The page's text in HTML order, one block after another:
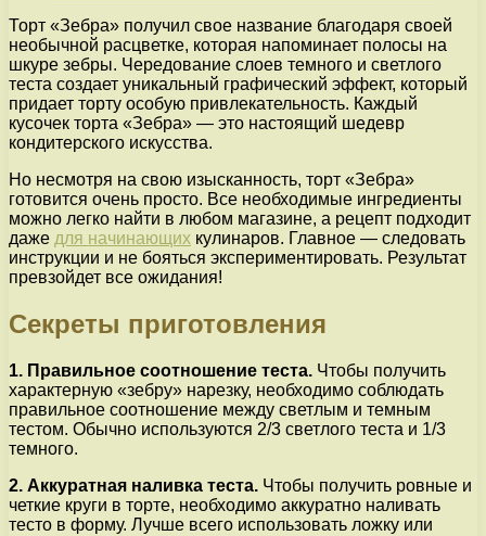
Торт «Зебра» получил свое название благодаря своей
необычной расцветке, которая напоминает полосы на
шкуре зебры. Чередование слоев темного и светлого
теста создает уникальный графический эффект, который
придает торту особую привлекательность. Каждый
кусочек торта «Зебра» — это настоящий шедевр
кондитерского искусства.
Но несмотря на свою изысканность, торт «Зебра»
готовится очень просто. Все необходимые ингредиенты
можно легко найти в любом магазине, а рецепт подходит
даже для начинающих кулинаров. Главное — следовать
инструкции и не бояться экспериментировать. Результат
превзойдет все ожидания!
Секреты приготовления
1. Правильное соотношение теста. Чтобы получить
характерную «зебру» нарезку, необходимо соблюдать
правильное соотношение между светлым и темным
тестом. Обычно используются 2/3 светлого теста и 1/3
темного.
2. Аккуратная наливка теста. Чтобы получить ровные и
четкие круги в торте, необходимо аккуратно наливать
тесто в форму. Лучше всего использовать ложку или